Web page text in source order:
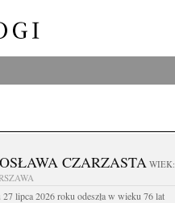
CZARZASTAWIEK:
lipca 2026 roku odeszła w wieku 76 lat